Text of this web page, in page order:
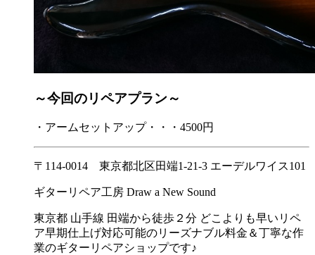
～今回のリペアプラン～
・アームセットアップ・・・4500円
〒114-0014 東京都北区田端1-21-3 エーデルワイス101
ギターリペア工房 Draw a New Sound
東京都 山手線 田端から徒歩２分 どこよりも早いリペ
ア早期仕上げ対応可能のリーズナブル料金＆丁寧な作
業のギターリペアショップです♪